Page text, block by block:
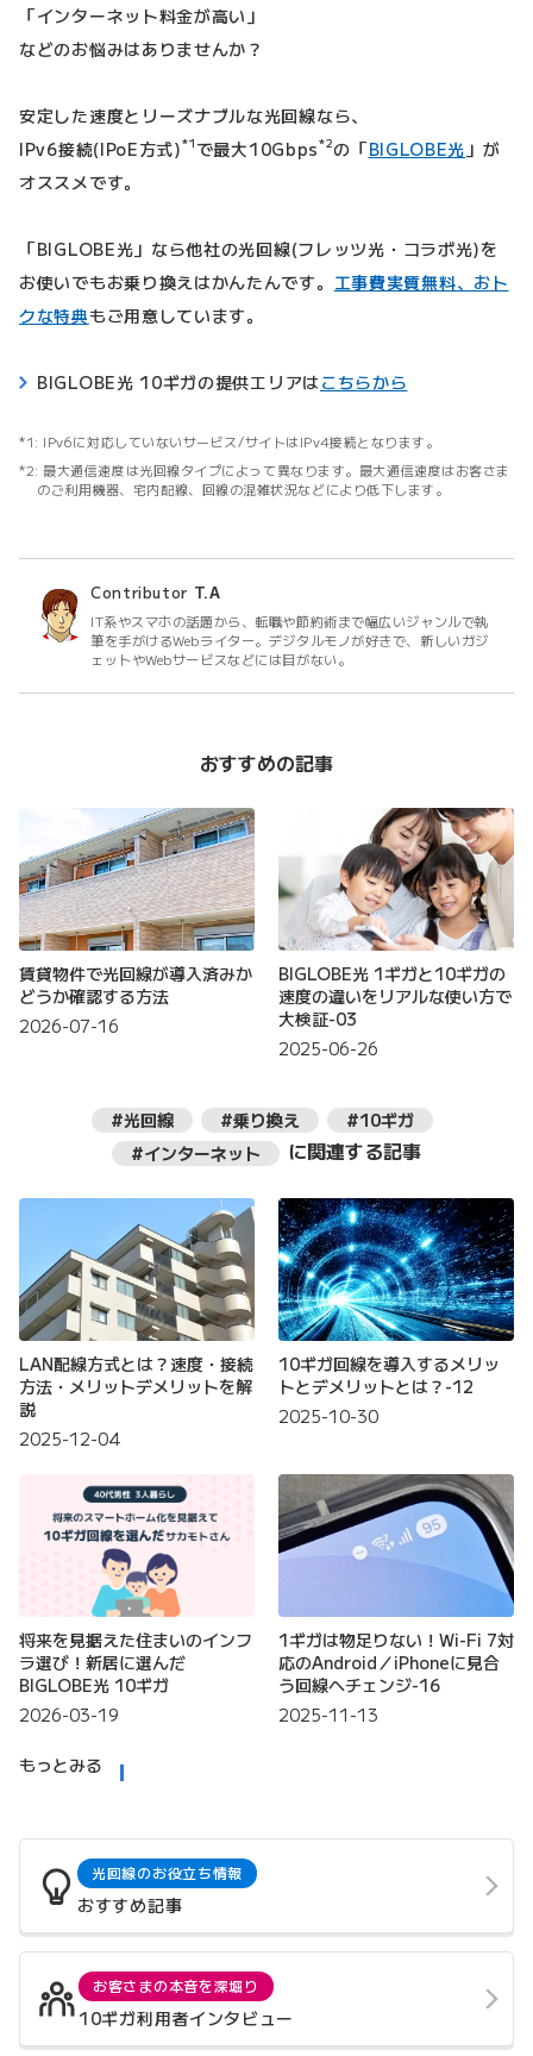
「インターネット料金が高い」
などのお悩みはありませんか？
安定した速度とリーズナブルな光回線なら、
IPv6接続(IPoE方式)*1 で最大10Gbps*2の「BIGLOBE光 」が
オススメです。
「BIGLOBE光」なら他社の光回線(フレッツ光・コラボ光)を
お使いでもお乗り換えはかんたんです。 工事費実質無料、おト
クな特典もご用意しています。
BIGLOBE光 10ギガの提供エリアは こちらから
IPv6に対応していないサービス/サイトはIPv4接続となります。
最大通信速度は光回線タイプによって異なります。最大通信速度はお客さま
のご利用機器、宅内配線、回線の混雑状況などにより低下します。
Contributor T.A
IT系やスマホの話題から、転職や節約術まで幅広いジャンルで執
筆を手がけるWebライター。デジタルモノが好きで、新しいガジ
ェットやWebサービスなどには目がない。
おすすめの記事
賃貸物件で光回線が導入済みか
どうか確認する方法
2026-07-16
BIGLOBE光 1ギガと10ギガの
速度の違いをリアルな使い方で
大検証-03
2025-06-26
#光回線 #乗り換え
#10ギガ
#インターネット
に関連する記事
LAN配線方式とは？速度・接続
方法・メリットデメリットを解
説
2025-12-04
10ギガ回線を導入するメリッ
トとデメリットとは？-12
2025-10-30
将来を見据えた住まいのインフ
ラ選び！新居に選んだ
BIGLOBE光 10ギガ
2026-03-19
1ギガは物足りない！Wi-Fi 7対
応のAndroid／iPhoneに見合
う回線へチェンジ-16
2025-11-13
もっとみる
光回線のお役立ち情報
おすすめ記事
お客さまの本音を深堀り
10ギガ利用者インタビュー